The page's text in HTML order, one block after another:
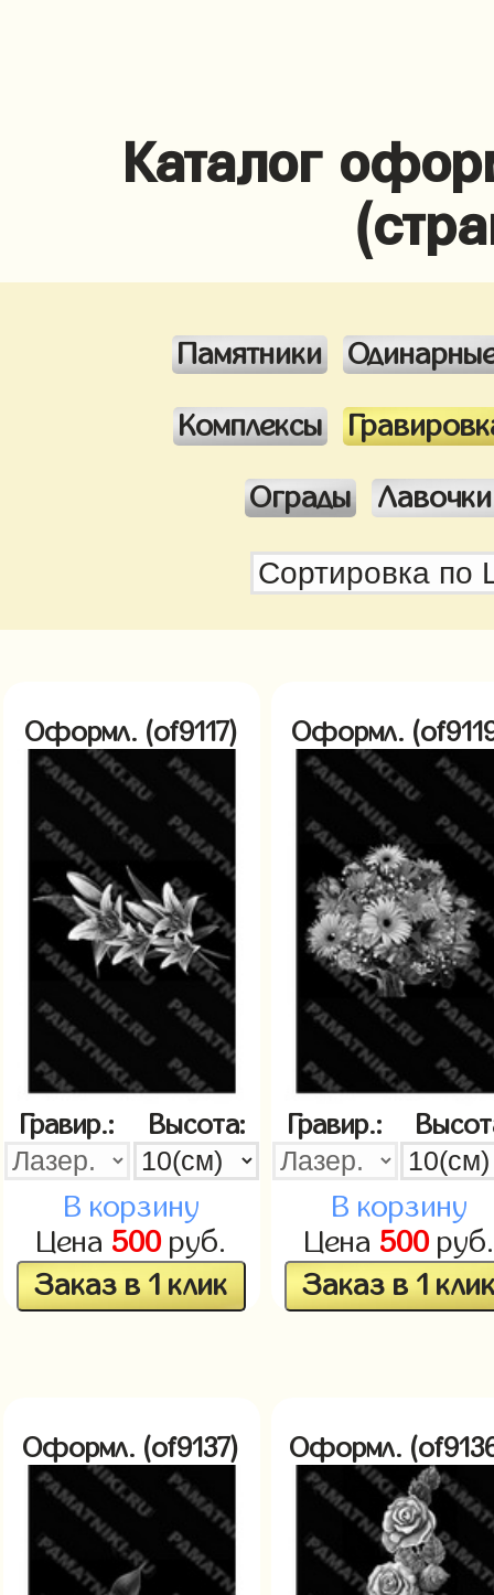
Каталог
Памятники
Комплексы
Ограды
Оформл. (of9117)
Гравир.: Высота:
В корзину
Цена 500руб.
Заказ в 1 клик
Оформл.
Гравир.:
В корзину
Цена 500руб.
Заказ в 1
Оформл. (of9137) Оформл.